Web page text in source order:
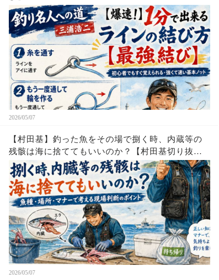
2026/05/07
【村田基】釣った魚をその場で捌く時、内蔵等の
残骸は海に捨ててもいいのか？【村田基切り抜
き】
2026/05/07